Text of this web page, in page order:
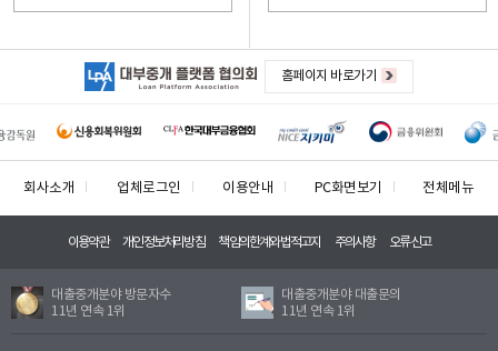
홈페이지 바로가기
회사소개 업체로그인 이용안내 PC화면보기 전체메뉴
이용약관 개인정보처리방침 책임의한계와법적고지 주의사항 오류신고
대출중개분야 방문자수
11년 연속 1위
대출중개분야 대출문의
11년 연속 1위